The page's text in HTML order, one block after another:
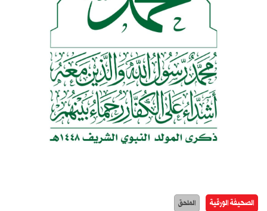
الصحيفة الورقية الملحق